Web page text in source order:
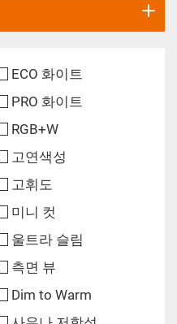
ECO 화이트
PRO 화이트
RGB+W
고연색성
고휘도
미니 컷
울트라 슬림
측면 뷰
Dim to Warm